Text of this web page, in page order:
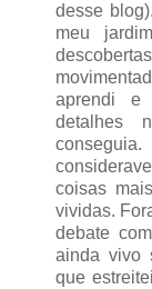
desse
meu
aprendi e
detalhes
coisas
vividas.
debate
ainda vivo
que